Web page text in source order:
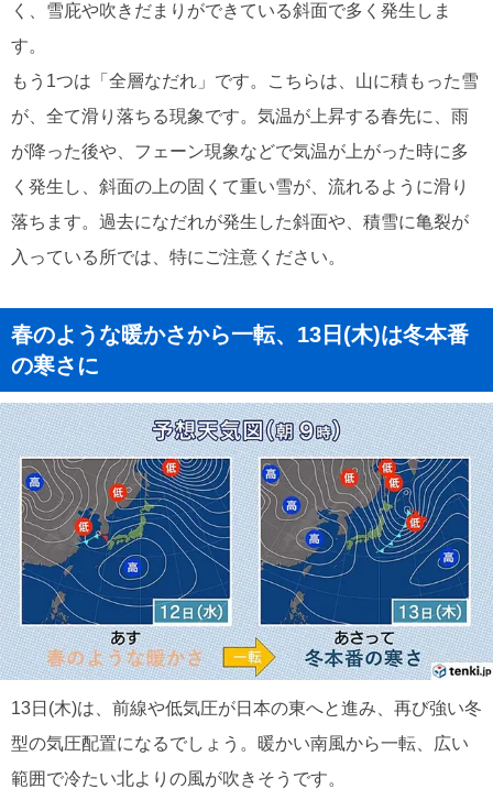
く、雪庇や吹きだまりができている斜面で多く発生しま
す。
もう1つは「全層なだれ」です。こちらは、山に積もった雪
が、全て滑り落ちる現象です。気温が上昇する春先に、雨
が降った後や、フェーン現象などで気温が上がった時に多
く発生し、斜面の上の固くて重い雪が、流れるように滑り
落ちます。過去になだれが発生した斜面や、積雪に亀裂が
入っている所では、特にご注意ください。
春のような暖かさから一転、13日(木)は冬本番
の寒さに
13日(木)は、前線や低気圧が日本の東へと進み、再び強い冬
型の気圧配置になるでしょう。暖かい南風から一転、広い
範囲で冷たい北よりの風が吹きそうです。